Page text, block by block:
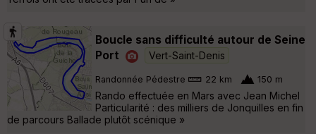
Boucle sans difficulté autour de Seine
Port
Vert-Saint-Denis
Randonnée Pédestre 22 km 150 m
Rando effectuée en Mars avec Jean Michel
Particularité : des milliers de Jonquilles en fin
de parcours Ballade plutôt scénique »